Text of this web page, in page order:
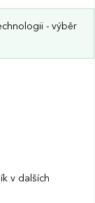
- výběr
v dalších